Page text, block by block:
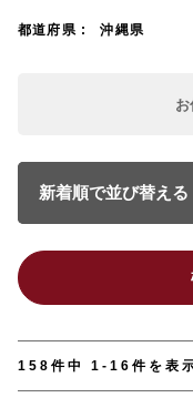
都道府県 沖縄県
158件中 1-16件を表